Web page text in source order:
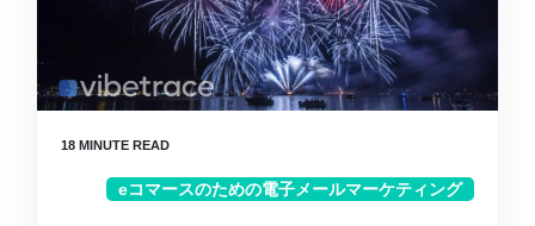
eコマースのための電子メールマーケティング